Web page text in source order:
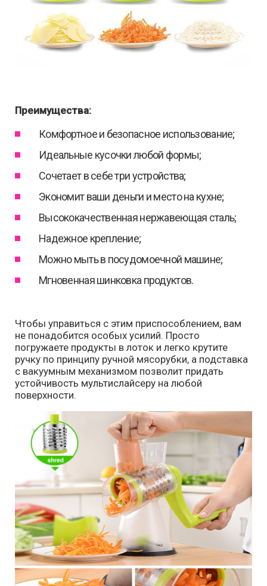
Преимущества:
Комфортное и безопасное использование;
Идеальные кусочки любой формы;
Сочетает в себе три устройства;
Экономит ваши деньги и место на кухне;
Высококачественная нержавеющая сталь;
Надежное крепление;
Можно мыть в посудомоечной машине;
Мгновенная шинковка продуктов.
Чтобы управиться с этим приспособлением, вам
не понадобится особых усилий. Просто
погружаете продукты в лоток и легко крутите
ручку по принципу ручной мясорубки, а подставка
с вакуумным механизмом позволит придать
устойчивость мультислайсеру на любой
поверхности.